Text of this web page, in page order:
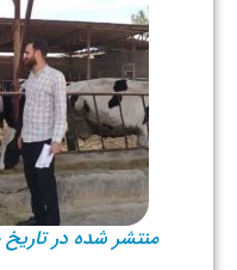
منتشر شده در تاریخ چهارشنبه